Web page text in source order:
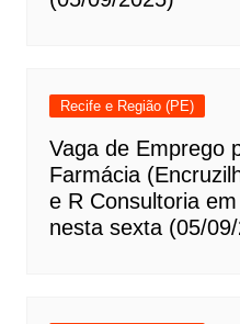
Recife e Região (PE)
Vaga de Emprego
Farmácia
e R Consultoria
nesta sexta (05/